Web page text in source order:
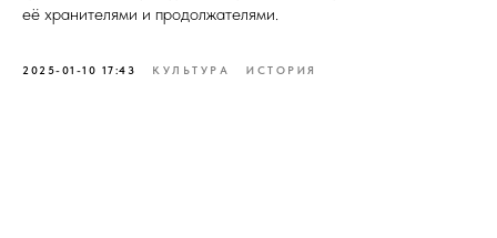
её хранителями и продолжателями.
2025-01-10 17:43 КУЛЬТУРА ИСТОРИЯ